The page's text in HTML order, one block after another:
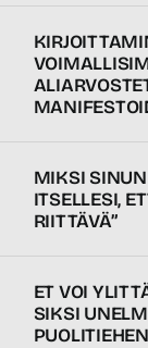
MIKSI
ITSELLESI,
RIITTÄVÄ”
ET VOI
SIKSI
PUOLITIEHEN